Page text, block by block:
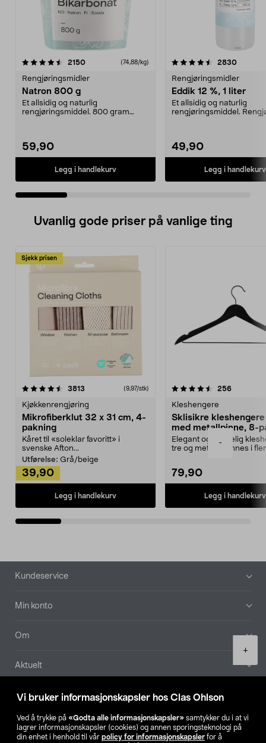
Vi bruker informasjonskapsler hos Clas Ohlson
Ved å trykke på «Godta alle informasjonskapsler» samtykker du i at vi
lagrer informasjonskapsler (cookies) og annen sporingsteknologi på
din enhet i henhold til vår policy for informasjonskapsler for å
-
+
2150anmeldelser(74,88/kg)
Rengjøringsmidler
Natron 800 g
Et allsidig og naturlig
rengjøringsmiddel. 800 gram
59,90
Legg i handlekurv
4.5 av 5 stjerner 2830
Rengjøringsmidler
Eddik 12 %, 1 liter
Et allsidig og naturlig
rengjøringsmiddel.
49,90
Legg i handlekurv
4.5 av 5 stjerner
Uvanlig gode priser på vanlige ting
Sjekk prisen
3813 anmeldelser(9,97/stk)
Kjøkkenrengjøring
Mikrofiberklut 32 x 31 cm, 4-
pakning
Kåret til «soleklar favoritt» i
svenske Afton...
Utførelse: Grå/beige
39,90
Legg i handlekurv
4.5av 5 stjerner 256
Kleshengere
Sklisikre
med metallpinne, 8-
Elegant og skikkelig
tre og metall – finnes i
79,90
Legg i handlekurv
4.5av 5 stjerner
Bunntekst
Kundeservice
Min konto
Om
Aktuelt
Våre selskaper
Finn din butikk